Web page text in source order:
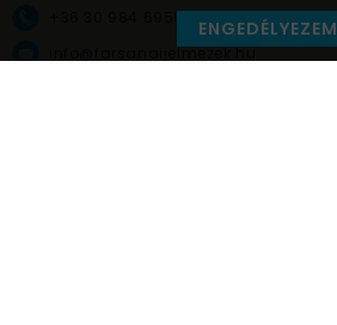
+36 30 984 6955
info@farsangijelmezek.hu
ENGEDÉLYEZEM